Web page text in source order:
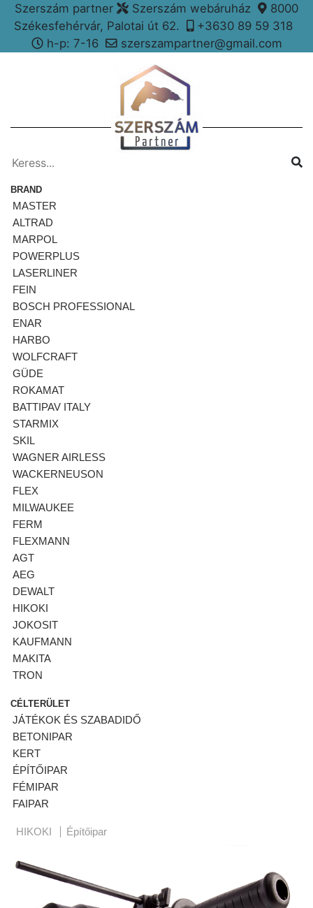
Szerszám partner Szerszám webáruház
8000
Székesfehérvár, Palotai út 62.
+3630 89 59 318
h-p: 7-16
szerszampartner@gmail.com
BRAND
MASTER
ALTRAD
MARPOL
POWERPLUS
LASERLINER
FEIN
BOSCH PROFESSIONAL
ENAR
HARBO
WOLFCRAFT
GÜDE
ROKAMAT
BATTIPAV ITALY
STARMIX
SKIL
WAGNER AIRLESS
WACKERNEUSON
FLEX
MILWAUKEE
FERM
FLEXMANN
AGT
AEG
DEWALT
HIKOKI
JOKOSIT
KAUFMANN
MAKITA
TRON
CÉLTERÜLET
JÁTÉKOK ÉS SZABADIDŐ
BETONIPAR
KERT
ÉPÍTŐIPAR
FÉMIPAR
FAIPAR
HIKOKI Építőipar